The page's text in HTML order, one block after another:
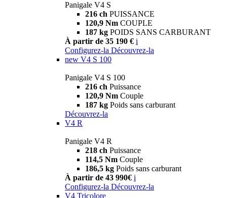
Panigale V4 S
216 ch PUISSANCE
120,9 Nm COUPLE
187 kg POIDS SANS CARBURANT
À partir de 35 190 € i
Configurez-la Découvrez-la
new V4 S 100
Panigale V4 S 100
216 ch Puissance
120,9 Nm Couple
187 kg Poids sans carburant
Découvrez-la
V4 R
Panigale V4 R
218 ch Puissance
114,5 Nm Couple
186,5 kg Poids sans carburant
À partir de 43 990€ i
Configurez-la Découvrez-la
V4 Tricolore